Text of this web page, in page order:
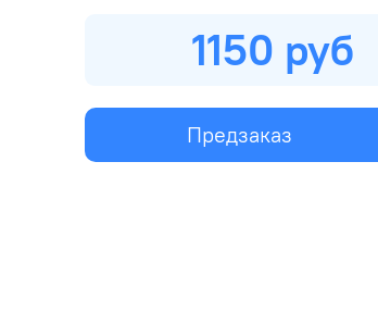
1150 руб
Предзаказ